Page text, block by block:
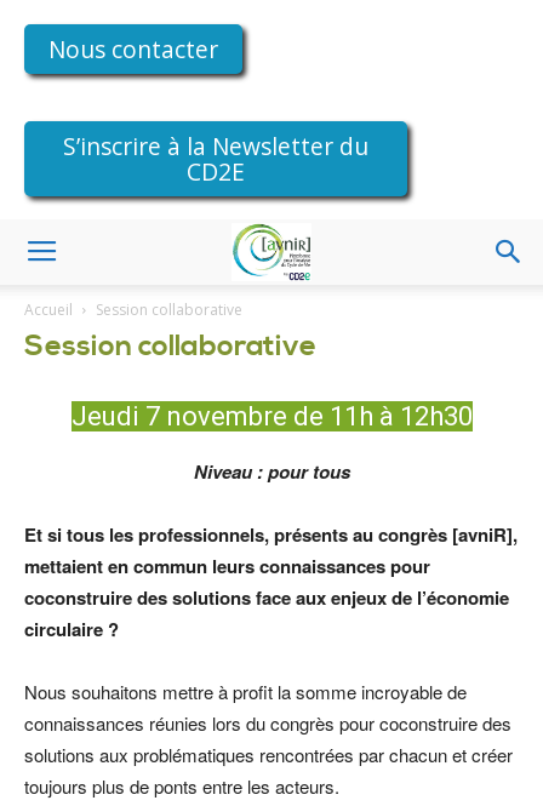
Nous contacter
S’inscrire à la Newsletter du
CD2E
Accueil Session collaborative
Session collaborative
Jeudi 7 novembre de 11h à 12h30
Niveau : pour tous
Et si tous les professionnels, présents au congrès [avniR],
mettaient en commun leurs connaissances pour
coconstruire des solutions face aux enjeux de l’économie
circulaire ?
Nous souhaitons mettre à profit la somme incroyable de
connaissances réunies lors du congrès pour coconstruire des
solutions aux problématiques rencontrées par chacun et créer
toujours plus de ponts entre les acteurs.